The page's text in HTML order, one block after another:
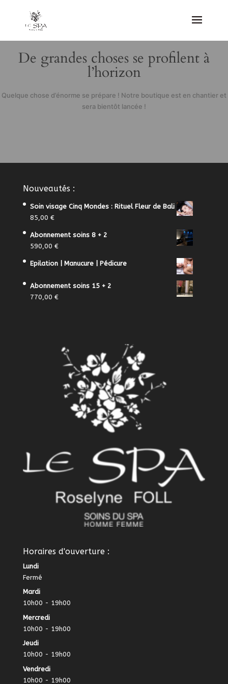
De grandes choses se profilent à
l’horizon
Quelque chose d’énorme se prépare ! Notre boutique est en chantier et
sera bientôt lancée !
Nouveautés :
Soin visage Cinq Mondes : Rituel Fleur de Bali
85,00 €
Abonnement soins 8 + 2
590,00 €
Epilation | Manucure | Pédicure
Abonnement soins 15 + 2
770,00 €
Horaires d'ouverture :
Lundi
Fermé
Mardi
10h00 - 19h00
Mercredi
10h00 - 19h00
Jeudi
10h00 - 19h00
Vendredi
10h00 - 19h00